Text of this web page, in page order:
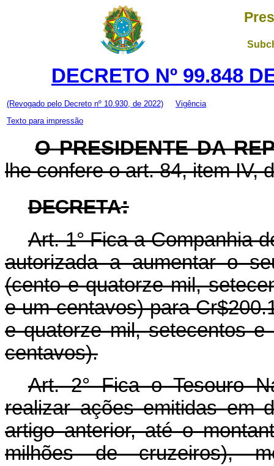
DECRETO Nº 99.848
(Revogado pelo Decreto nº 10.930, de 2022)
Vigência
Texto para impressão
O PRESIDENTE DA
lhe confere o art. 84, item IV,
DECRETA:
Art. 1° Fica a Companhia
autorizada a aumentar o
(cento e quatorze mil,
e um centavos) para
e quatorze mil, setecentos
centavos).
Art. 2° Fica o Tesouro
realizar ações emitidas em
artigo anterior, até o
milhões de cruzeiros),